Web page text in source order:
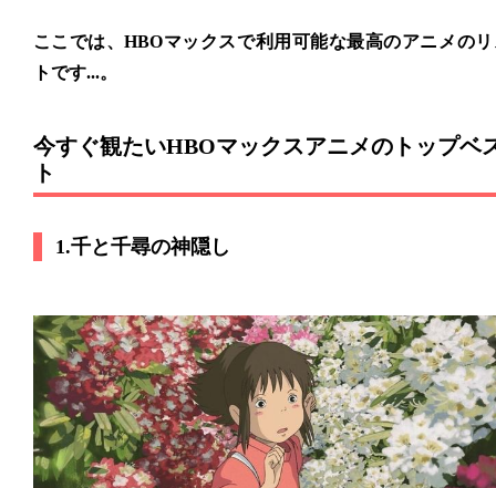
ここでは、HBOマックスで利用可能な最高のアニメのリ
トです...。
今すぐ観たいHBOマックスアニメのトップベ
ト
1.千と千尋の神隠し